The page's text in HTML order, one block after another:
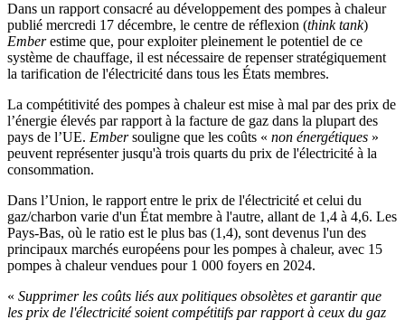
Dans un rapport consacré au développement des pompes à chaleur
publié mercredi 17 décembre, le centre de réflexion (think tank)
Emberestime que, pour exploiter pleinement le potentiel de ce
système de chauffage, il est nécessaire de repenser stratégiquement
la tarification de l'électricité dans tous les États membres.
La compétitivité des pompes à chaleur est mise à mal par des prix de
l’énergie élevés par rapport à la facture de gaz dans la plupart des
pays de l’UE. Embersouligne que les coûts « non énergétiques »
peuvent représenter jusqu'à trois quarts du prix de l'électricité à la
consommation.
Dans l’Union, le rapport entre le prix de l'électricité et celui du
gaz/charbon varie d'un État membre à l'autre, allant de 1,4 à 4,6. Les
Pays-Bas, où le ratio est le plus bas (1,4), sont devenus l'un des
principaux marchés européens pour les pompes à chaleur, avec 15
pompes à chaleur vendues pour 1 000 foyers en 2024.
« Supprimer les coûts liés aux politiques obsolètes et garantir que
les prix de l'électricité soient compétitifs par rapport à ceux du gaz